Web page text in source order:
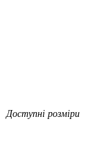
Доступні розміри